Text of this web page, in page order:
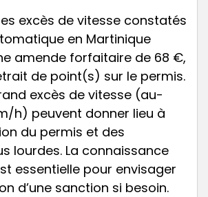
excès de vitesse constatés
en Martinique
amende forfaitaire de 68 €,
de point(s) sur le permis.
excès de vitesse (au-
h) peuvent donner lieu à
du permis et des
lourdes. La connaissance
essentielle pour envisager
d’une sanction si besoin.